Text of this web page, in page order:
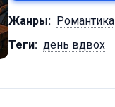
Жанры: Романтика
Теги: день вдвох